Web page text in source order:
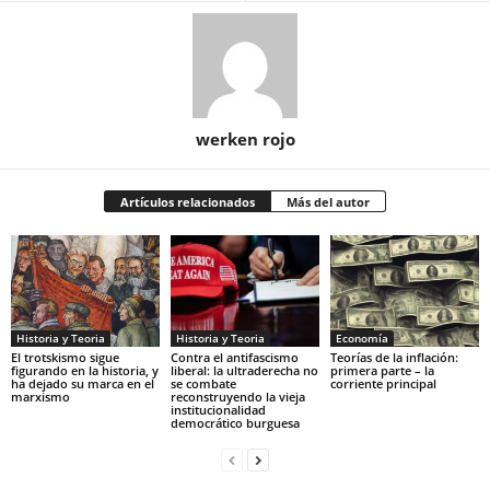
werken rojo
Artículos relacionados Más del autor
Historia y Teoria
El trotskismo sigue
figurando en la historia, y
ha dejado su marca en el
marxismo
Historia y Teoria
Contra el antifascismo
liberal: la ultraderecha no
se combate
reconstruyendo la vieja
institucionalidad
democrático burguesa
Economía
Teorías de la inflación:
primera parte – la
corriente principal